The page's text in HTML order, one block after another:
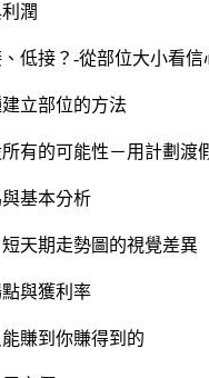
潤
低接？-從部位大小看信
立部位的方法
有的可能性－用計劃渡
基本分析
天期走勢圖的視覺差異
與獲利率
賺到你賺得到的